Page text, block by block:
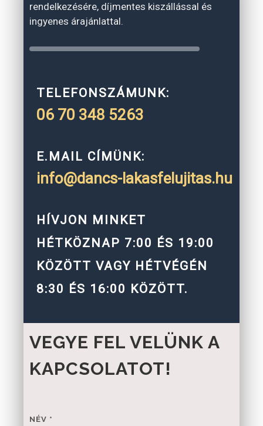
rendelkezésére, díjmentes kiszállással és
ingyenes árajánlattal.
TELEFONSZÁMUNK:
06 70 348 5263
E.MAIL CÍMÜNK:
info@dancs-lakasfelujitas.hu
HÍVJON MINKET
HÉTKÖZNAP 7:00 ÉS 19:00
KÖZÖTT VAGY HÉTVÉGÉN
8:30 ÉS 16:00 KÖZÖTT.
VEGYE FEL VELÜNK A
KAPCSOLATOT!
NÉV *